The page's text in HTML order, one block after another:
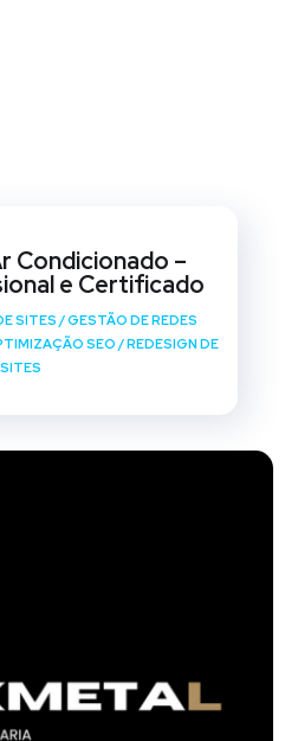
Condicionado –
e Certificado
SITES /GESTÃO DE REDES
SEO /REDESIGN DE
SITES